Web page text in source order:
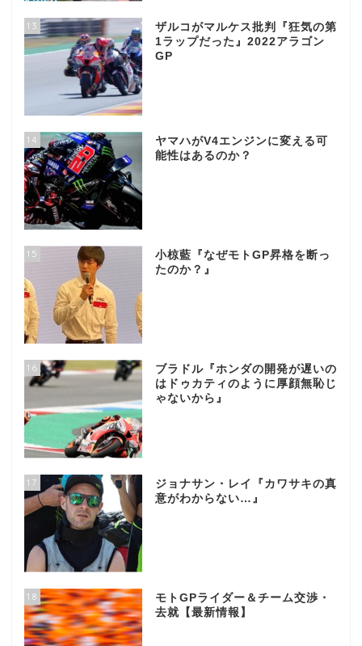
13
ザルコがマルケス批判『狂気の第
1ラップだった』2022アラゴン
GP
14
ヤマハがV4エンジンに変える可
能性はあるのか？
15
小椋藍『なぜモトGP昇格を断っ
たのか？』
16
ブラドル『ホンダの開発が遅いの
はドゥカティのように厚顔無恥じ
ゃないから』
17
ジョナサン・レイ『カワサキの真
意がわからない…』
18
モトGPライダー＆チーム交渉・
去就【最新情報】